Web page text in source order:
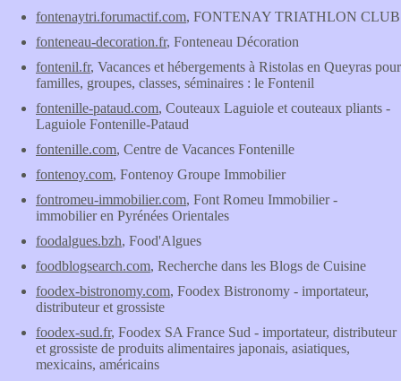
fontenaytri.forumactif.com, FONTENAY TRIATHLON CLUB
fonteneau-decoration.fr, Fonteneau Décoration
fontenil.fr, Vacances et hébergements à Ristolas en Queyras pour
familles, groupes, classes, séminaires : le Fontenil
fontenille-pataud.com, Couteaux Laguiole et couteaux pliants -
Laguiole Fontenille-Pataud
fontenille.com, Centre de Vacances Fontenille
fontenoy.com, Fontenoy Groupe Immobilier
fontromeu-immobilier.com, Font Romeu Immobilier -
immobilier en Pyrénées Orientales
foodalgues.bzh, Food'Algues
foodblogsearch.com, Recherche dans les Blogs de Cuisine
foodex-bistronomy.com, Foodex Bistronomy - importateur,
distributeur et grossiste
foodex-sud.fr, Foodex SA France Sud - importateur, distributeur
et grossiste de produits alimentaires japonais, asiatiques,
mexicains, américains